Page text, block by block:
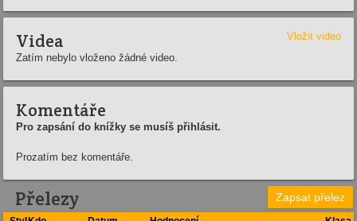
Videa
Vložit video
Zatím nebylo vloženo žádné video.
Komentáře
Pro zapsání do knížky se musíš přihlásit.
Prozatím bez komentáře.
Přelezy Zapsat přelez